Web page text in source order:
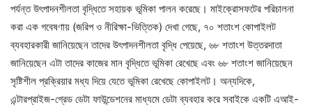
পর্যন্ত উৎপাদনশীলতা বৃদ্ধিতে সহায়ক ভূমিকা পালন করেছে। মাইক্রোসফটের পরিচালনা
করা এক গবেষণায় (জরিপ ও নীরিক্ষা-ভিত্তিক) দেখা গেছে, ৭০ শতাংশ কোপাইলট
ব্যবহারকারী জানিয়েছেন তাদের উৎপাদনশীলতা বৃদ্ধি পেয়েছে, ৬৮ শতাংশ উত্তরদাতা
জানিয়েছেন এটা তাদের কাজের মান বৃদ্ধিতে ভূমিকা রেখেছে এবং ৬৮ শতাংশ জানিয়েছেন
সৃষ্টিশীল প্রক্রিয়ার মধ্য দিয়ে যেতে ভূমিকা রেখেছে কোপাইলট। অন্যদিকে,
এন্টারপ্রাইজ-গ্রেড ডেটা ফাউন্ডেশনের মাধ্যমে ডেটা ব্যবহার করে সবাইকে একটি এআই-